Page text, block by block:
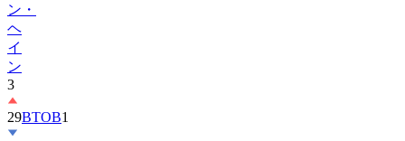
イ
ン
3
29
30ZEROBASEONE